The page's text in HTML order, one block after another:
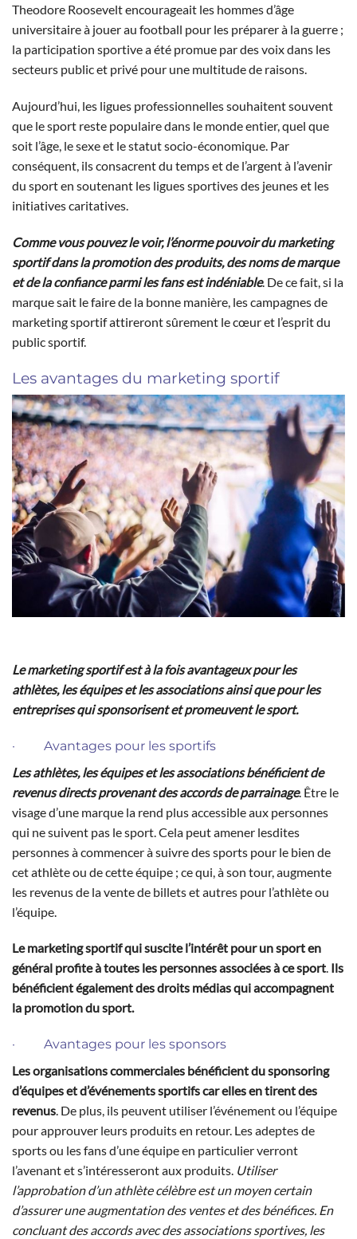
Theodore Roosevelt encourageait les hommes d’âge
universitaire à jouer au football pour les préparer à la guerre ;
la participation sportive a été promue par des voix dans les
secteurs public et privé pour une multitude de raisons.
Aujourd’hui, les ligues professionnelles souhaitent souvent
que le sport reste populaire dans le monde entier, quel que
soit l’âge, le sexe et le statut socio-économique. Par
conséquent, ils consacrent du temps et de l’argent à l’avenir
du sport en soutenant les ligues sportives des jeunes et les
initiatives caritatives.
Comme vous pouvez le voir, l’énorme pouvoir du marketing
sportif dans la promotion des produits, des noms de marque
et de la confiance parmi les fans est indéniable. De ce fait, si la
marque sait le faire de la bonne manière, les campagnes de
marketing sportif attireront sûrement le cœur et l’esprit du
public sportif.
Les avantages du marketing sportif
Le marketing sportif est à la fois avantageux pour les
athlètes, les équipes et les associations ainsi que pour les
entreprises qui sponsorisent et promeuvent le sport.
· Avantages pour les sportifs
Les athlètes, les équipes et les associations bénéficient de
revenus directs provenant des accords de parrainage. Être le
visage d’une marque la rend plus accessible aux personnes
qui ne suivent pas le sport. Cela peut amener lesdites
personnes à commencer à suivre des sports pour le bien de
cet athlète ou de cette équipe ; ce qui, à son tour, augmente
les revenus de la vente de billets et autres pour l’athlète ou
l’équipe.
Le marketing sportif qui suscite l’intérêt pour un sport en
général profite à toutes les personnes associées à ce sport. Ils
bénéficient également des droits médias qui accompagnent
la promotion du sport.
· Avantages pour les sponsors
Les organisations commerciales bénéficient du sponsoring
d’équipes et d’événements sportifs car elles en tirent des
revenus. De plus, ils peuvent utiliser l’événement ou l’équipe
pour approuver leurs produits en retour. Les adeptes de
sports ou les fans d’une équipe en particulier verront
l’avenant et s’intéresseront aux produits. Utiliser
l’approbation d’un athlète célèbre est un moyen certain
d’assurer une augmentation des ventes et des bénéfices. En
concluant des accords avec des associations sportives, les